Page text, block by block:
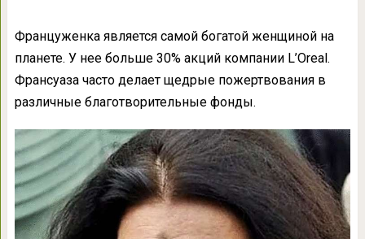
Француженка является самой богатой женщиной на
планете. У нее больше 30% акций компании L’Oreal.
Франсуаза часто делает щедрые пожертвования в
различные благотворительные фонды.